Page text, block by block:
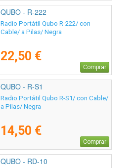
QUBO - R-222
Radio Portátil Qubo R-222/ con
Cable/ a Pilas/ Negra
22,50 €
Comprar
QUBO - R-S1
Radio Portátil Qubo R-S1/ con Cable/
a Pilas/ Negra
14,50 €
Comprar
QUBO - RD-10